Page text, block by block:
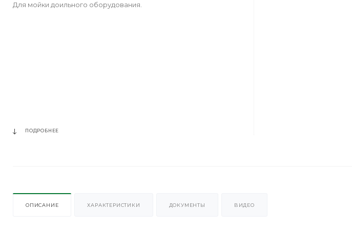
Для мойки доильного оборудования.
ПОДРОБНЕЕ
ОПИСАНИЕ ХАРАКТЕРИСТИКИ ДОКУМЕНТЫ ВИДЕО